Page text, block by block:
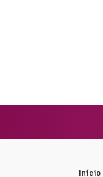
Início